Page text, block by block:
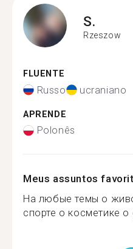
S.
Rzeszow
FLUENTE
Russo ucraniano
APRENDE
Polonês
Meus assuntos
На любые темы о
спорте о косметике о